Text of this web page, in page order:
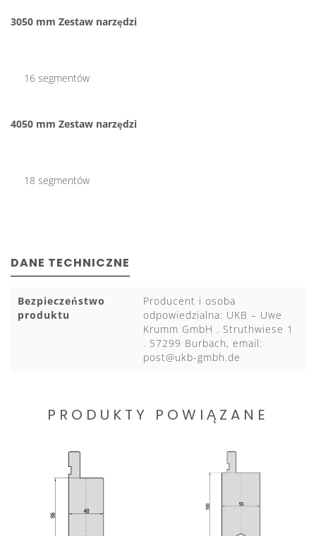
3050 mm Zestaw narzędzi
16 segmentów
4050 mm Zestaw narzędzi
18 segmentów
DANE TECHNICZNE
Bezpieczeństwo
produktu
Producent i osoba
odpowiedzialna: UKB – Uwe
Krumm GmbH . Struthwiese 1
. 57299 Burbach, email:
post@ukb-gmbh.de
PRODUKTY POWIĄZANE